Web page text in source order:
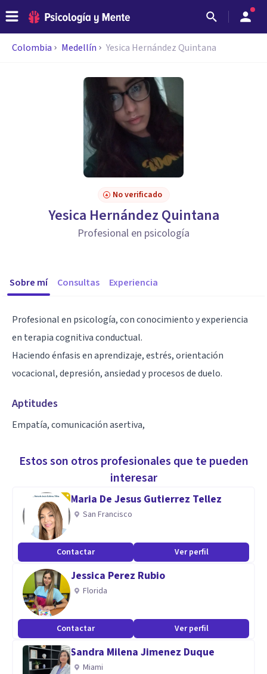
Colombia Medellín Yesica Hernández Quintana
No verificado
Yesica Hernández Quintana
Profesional en psicología
Sobre mí Consultas Experiencia
Profesional en psicología, con conocimiento y experiencia
en terapia cognitiva conductual.
Haciendo énfasis en aprendizaje, estrés, orientación
vocacional, depresión, ansiedad y procesos de duelo.
Aptitudes
Empatía, comunicación asertiva,
Estos son otros profesionales que te pueden
interesar
Maria De Jesus Gutierrez Tellez
San Francisco
Contactar Ver perfil
Jessica Perez Rubio
Florida
Contactar Ver perfil
Sandra Milena Jimenez Duque
Miami